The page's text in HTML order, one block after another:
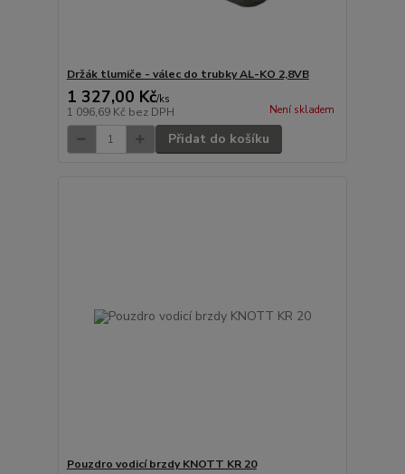
Držák tlumiče - válec do trubky AL-KO 2,8VB
1 327,00 Kč/ks
1 096,69 Kč bez DPH Není skladem
Přidat do košíku
Pouzdro vodicí brzdy KNOTT KR 20